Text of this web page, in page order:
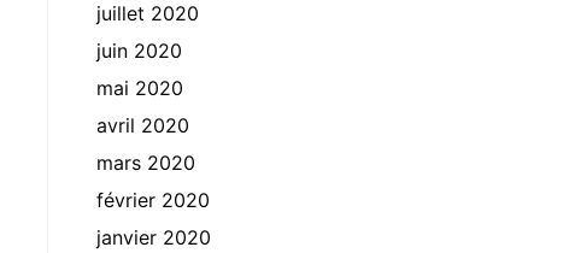
juillet 2020
juin 2020
mai 2020
avril 2020
mars 2020
février 2020
janvier 2020